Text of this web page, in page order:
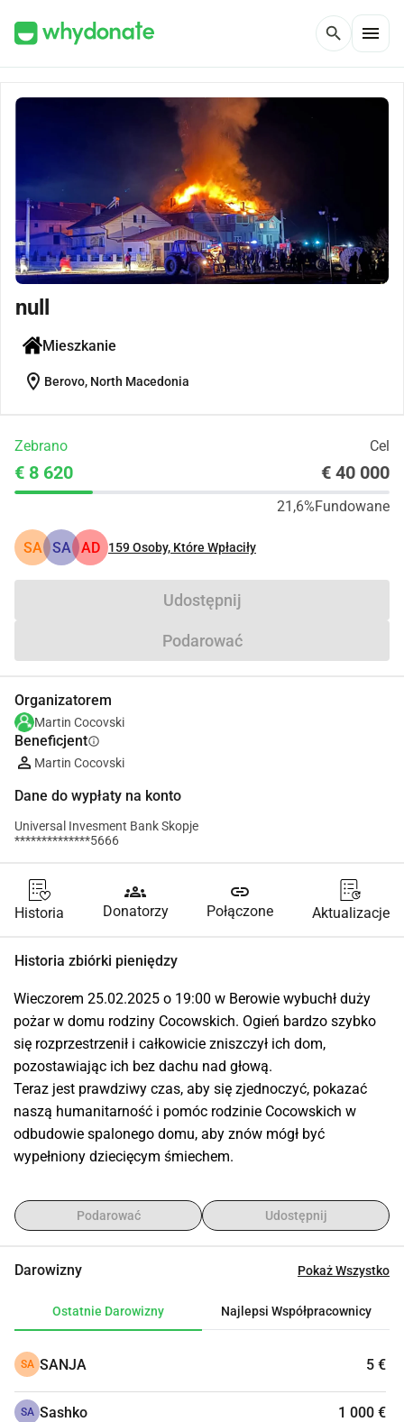
search menu
null
Mieszkanie
location_on Berovo, North Macedonia
Zebrano Cel
€ 8 620 € 40 000
21,6%Fundowane
SA SA AD 159Osoby, Które Wpłaciły
Udostępnij
Podarować
Organizatorem
Martin Cocovski
Beneficjentinfo
Martin Cocovski
Dane do wypłaty na konto
Universal Invesment Bank Skopje
**************5666
Historia
groups
Donatorzy
link
Połączone Aktualizacje
Historia zbiórki pieniędzy
Wieczorem 25.02.2025 o 19:00 w Berowie wybuchł duży
pożar w domu rodziny Cocowskich. Ogień bardzo szybko
się rozprzestrzenił i całkowicie zniszczył ich dom,
pozostawiając ich bez dachu nad głową.
Teraz jest prawdziwy czas, aby się zjednoczyć, pokazać
naszą humanitarność i pomóc rodzinie Cocowskich w
odbudowie spalonego domu, aby znów mógł być
wypełniony dziecięcym śmiechem.
Podarować Udostępnij
Darowizny Pokaż Wszystko
Ostatnie Darowizny Najlepsi Współpracownicy
SA SANJA 5 €
SA Sashko 1 000 €